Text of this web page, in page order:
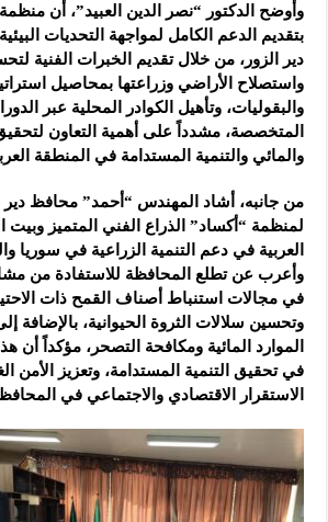
وأوضح الدكتور “نصر الدين العبيد”، أن
بتقديم الدعم الكامل لمواجهة التحديات
دير الزور، من خلال تقديم الخبرات الفنية
واستصلاح الأراضي وزراعتها بمحاصيل
والبقوليات، وتأهيل الكوادر المحلية عبر
المتخصصة، مشدداً على أهمية التعاون
والمائي والتنمية المستدامة في المنطقة
من جانبه، أشاد المهندس “أحمد” محافظ دير
لمنظمة “أكساد” الذراع الفني المتميز وبيت
العربية في دعم التنمية الزراعية في سوريا
وأعرب عن تطلع المحافظة للاستفادة من
في مجالات استنباط أصناف القمح ذات
وتحسين سلالات الثروة الحيوانية، بالإضافة
الموارد المائية ومكافحة التصحر، مؤكداً أن
في تحقيق التنمية المستدامة، وتعزيز الأمن
الاستقرار الاقتصادي والاجتماعي في